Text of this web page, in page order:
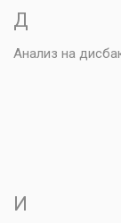
Д
Анализ на
И